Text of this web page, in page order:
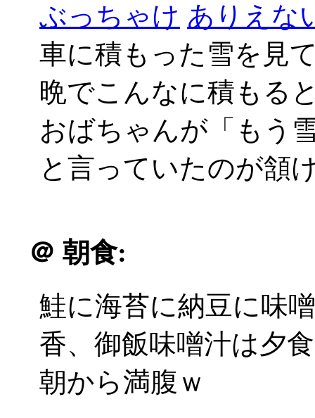
ぶっちゃけ ありえな
車に積もった雪を見
晩でこんなに積もる
おばちゃんが「もう
と言っていたのが頷
＠ 朝食:
鮭に海苔に納豆に味
香、御飯味噌汁は夕
朝から満腹ｗ